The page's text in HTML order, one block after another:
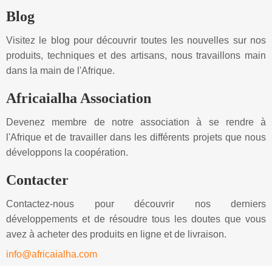
Blog
Visitez le blog pour découvrir toutes les nouvelles sur nos
produits, techniques et des artisans, nous travaillons main
dans la main de l'Afrique.
Africaialha Association
Devenez membre de notre association à se rendre à
l'Afrique et de travailler dans les différents projets que nous
développons la coopération.
Contacter
Contactez-nous pour découvrir nos derniers
développements et de résoudre tous les doutes que vous
avez à acheter des produits en ligne et de livraison.
info@africaialha.com